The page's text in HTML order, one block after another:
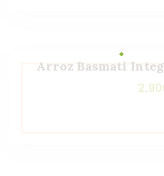
Arroz Basmati
2,90